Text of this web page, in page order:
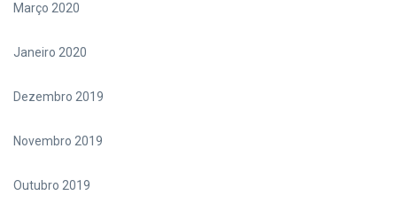
Março 2020
Janeiro 2020
Dezembro 2019
Novembro 2019
Outubro 2019